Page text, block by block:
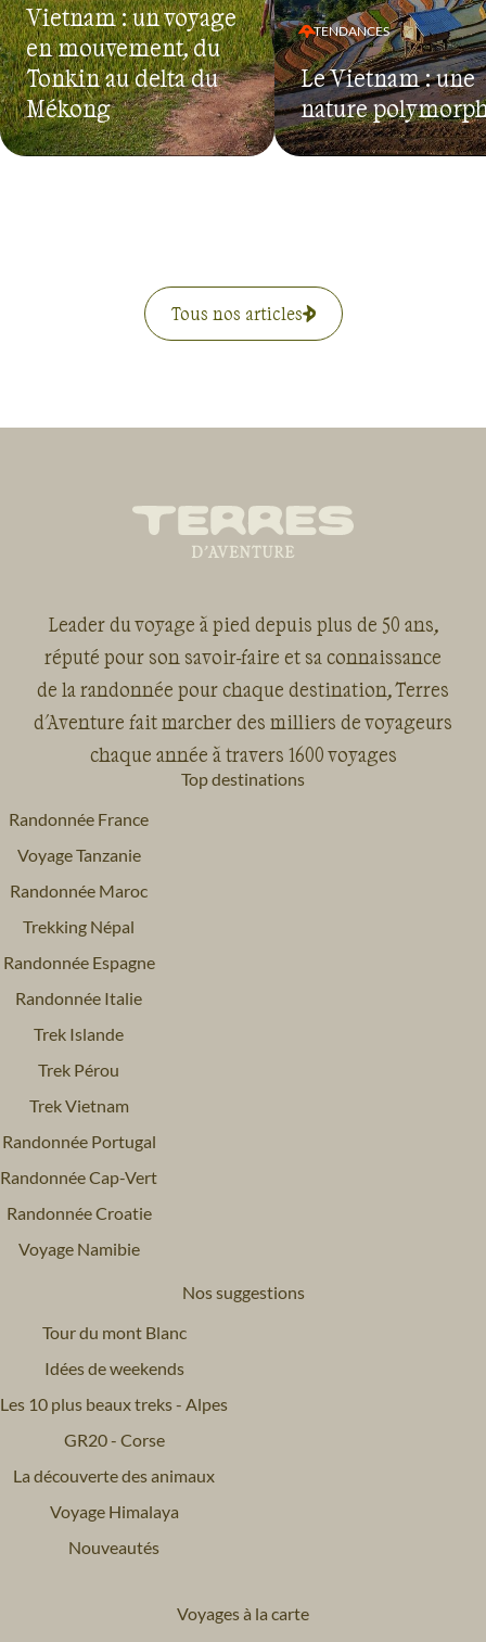
Vietnam : un voyage
en mouvement, du
Tonkin au delta du
Mékong
TENDANCES
Le Vietnam : une
nature
Tous nos articles
Leader du voyage à pied depuis plus de 50 ans,
réputé pour son savoir-faire et sa connaissance
de la randonnée pour chaque destination, Terres
d'Aventure fait marcher des milliers de voyageurs
chaque année à travers 1600 voyages
Top destinations
Randonnée France
Voyage Tanzanie
Randonnée Maroc
Trekking Népal
Randonnée Espagne
Randonnée Italie
Trek Islande
Trek Pérou
Trek Vietnam
Randonnée Portugal
Randonnée Cap-Vert
Randonnée Croatie
Voyage Namibie
Nos suggestions
Tour du mont Blanc
Idées de weekends
Les 10 plus beaux treks - Alpes
GR20 - Corse
La découverte des animaux
Voyage Himalaya
Nouveautés
Voyages à la carte